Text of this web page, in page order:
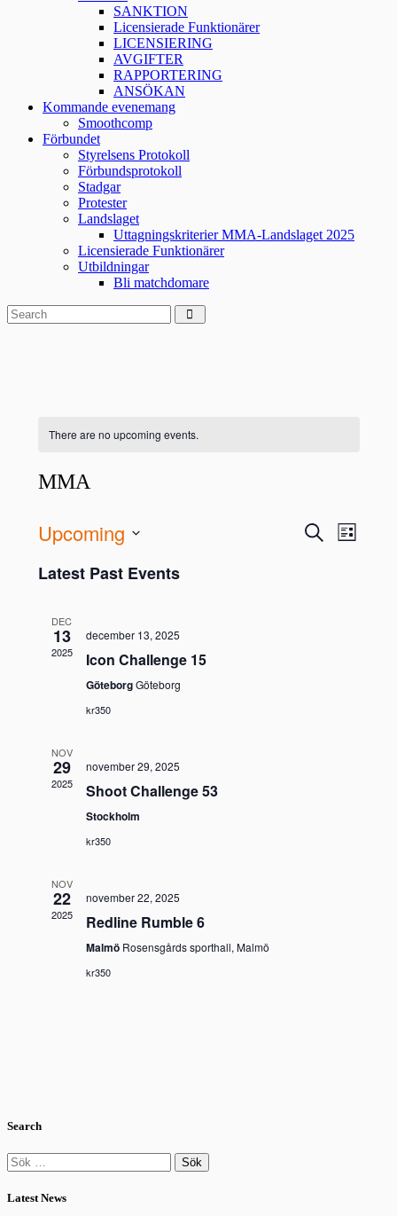
SANKTION
Licensierade Funktionärer
LICENSIERING
AVGIFTER
RAPPORTERING
ANSÖKAN
Kommande evenemang
Smoothcomp
Förbundet
Styrelsens Protokoll
Förbundsprotokoll
Stadgar
Protester
Landslaget
Uttagningskriterier MMA-Landslaget 2025
Licensierade Funktionärer
Utbildningar
Bli matchdomare
There are no upcoming events.
MMA
Search
List
Upcoming
date.
Latest Past Events
DEC
13
2025
december 13, 2025
Icon Challenge 15
GöteborgGöteborg
kr350
NOV
29
2025
november 29, 2025
Shoot Challenge 53
Stockholm
kr350
NOV
22
2025
november 22, 2025
Redline Rumble 6
Malmö Rosensgårds sporthall, Malmö
kr350
Search
Sök
efter:
Latest News